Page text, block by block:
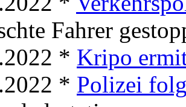
Fahrer
* Kripo
* Polizei